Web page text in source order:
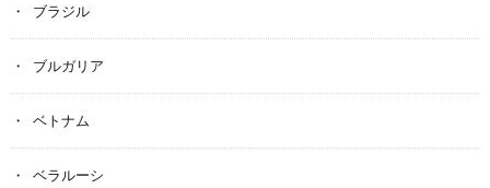
ブラジル
ブルガリア
ベトナム
ベラルーシ